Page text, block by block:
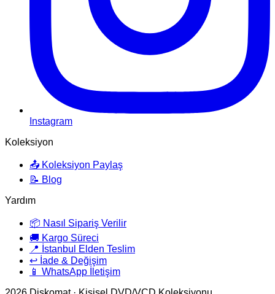
Instagram
Koleksiyon
📤 Koleksiyon Paylaş
📝 Blog
Yardım
📦 Nasıl Sipariş Verilir
🚚 Kargo Süreci
📍 İstanbul Elden Teslim
↩️ İade & Değişim
📱 WhatsApp İletişim